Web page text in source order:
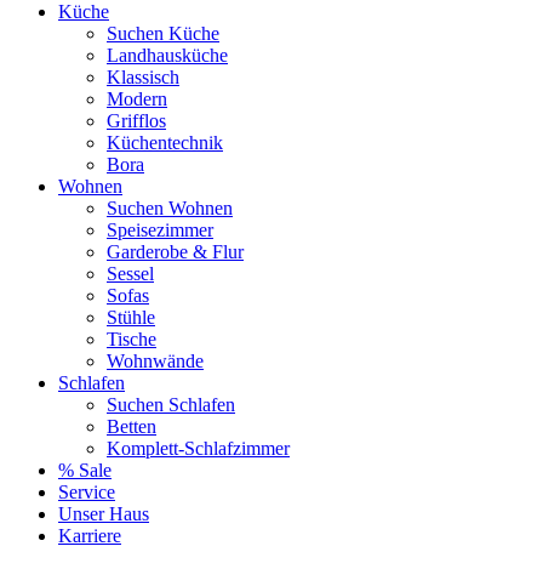
Küche
Suchen Küche
Landhausküche
Klassisch
Modern
Grifflos
Küchentechnik
Bora
Wohnen
Suchen Wohnen
Speisezimmer
Garderobe & Flur
Sessel
Sofas
Stühle
Tische
Wohnwände
Schlafen
Suchen Schlafen
Betten
Komplett-Schlafzimmer
% Sale
Service
Unser Haus
Karriere